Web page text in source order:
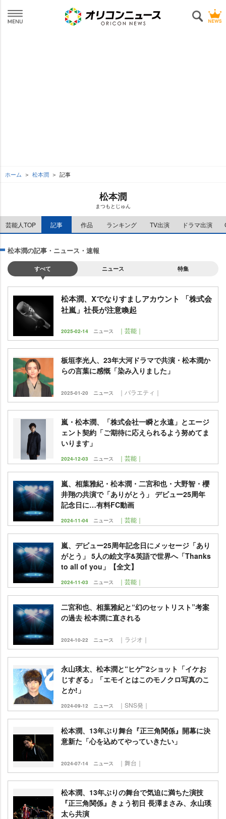
ホーム 松本潤 記事
松本潤
まつもとじゅん
芸能人TOP 記事 作品 ランキング TV出演 ドラマ出演
松本潤の記事・ニュース・速報
すべて ニュース 特集
松本潤、Xでなりすましアカウント 「株式会
社嵐」社長が注意喚起
2025-02-14 ニュース ｜芸能｜
板垣李光人、23年大河ドラマで共演・松本潤か
らの言葉に感慨「染み入りました」
2025-01-20 ニュース ｜バラエティ｜
嵐・松本潤、「株式会社一瞬と永遠」とエージ
ェント契約「ご期待に応えられるよう努めてま
いります」
2024-12-03 ニュース ｜芸能｜
嵐、相葉雅紀・松本潤・二宮和也・大野智・櫻
井翔の共演で「ありがとう」 デビュー25周年
記念日に…有料FC動画
2024-11-04 ニュース ｜芸能｜
嵐、デビュー25周年記念日にメッセージ「あり
がとう」 5人の絵文字&英語で世界へ「Thanks
to all of you」【全文】
2024-11-03 ニュース ｜芸能｜
二宮和也、相葉雅紀と“幻のセットリスト”考案
の過去 松本潤に直される
2024-10-22 ニュース ｜ラジオ｜
永山瑛太、松本潤と“ヒゲ”2ショット「イケお
じすぎる」「エモイとはこのモノクロ写真のこ
とか!」
2024-09-12 ニュース ｜SNS発｜
松本潤、13年ぶり舞台『正三角関係』開幕に決
意新た「心を込めてやっていきたい」
2024-07-14 ニュース ｜舞台｜
松本潤、13年ぶりの舞台で気迫に満ちた演技
『正三角関係』きょう初日 長澤まさみ、永山瑛
太ら共演